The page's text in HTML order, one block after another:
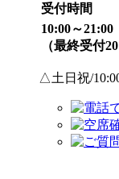
受付時間
10:00～21:00
（最終受付
△土日祝/